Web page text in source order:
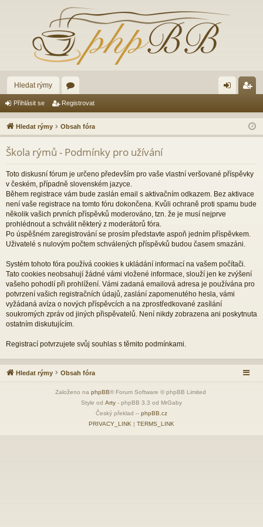
Hledat rýmy
ór
a lá
sit
ist
ro
t
Přihlásit se Registrovat
Hledat rýmy Obsah fóra
Škola rýmů - Podmínky pro užívání
Toto diskusní fórum je určeno především pro vaše vlastní veršované příspěvky
v českém, případně slovenském jazyce.
Během registrace vám bude zaslán email s aktivačním odkazem. Bez aktivace
není vaše registrace na tomto fóru dokončena. Kvůli ochraně proti spamu bude
několik vašich prvních příspěvků moderováno, tzn. že je musí nejprve
prohlédnout a schválit některý z moderátorů fóra.
Po úspěšném zaregistrování se prosím představte aspoň jedním příspěvkem.
Uživatelé s nulovým počtem schválených příspěvků budou časem smazáni.
Systém tohoto fóra používá cookies k ukládání informací na vašem počítači.
Tato cookies neobsahují žádné vámi vložené informace, slouží jen ke zvýšení
vašeho pohodlí při prohlížení. Vámi zadaná emailová adresa je používána pro
potvrzení vašich registračních údajů, zaslání zapomenutého hesla, vámi
vyžádaná avíza o nových příspěvcích a na zprostředkované zasílání
soukromých zpráv od jiných přispěvatelů. Není nikdy zobrazena ani poskytnuta
ostatním diskutujícím.
Registrací potvrzujete svůj souhlas s těmito podmínkami.
Hledat rýmy Obsah fóra
Založeno na phpBB® Forum Software © phpBB Limited
Style od Arty - phpBB 3.3 od MrGaby
Český překlad – phpBB.cz
PRIVACY_LINK | TERMS_LINK